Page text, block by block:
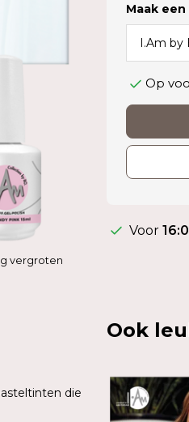
vergroten
Maak
Op
Voor
die
Ook